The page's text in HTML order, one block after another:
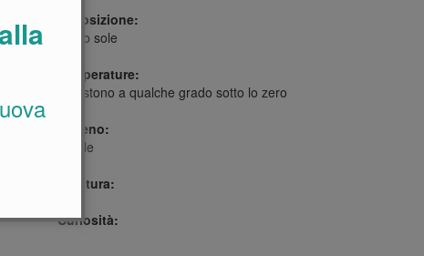
Esposizione:
Pieno sole
Temperature:
Resistono a qualche grado sotto lo zero
Terreno:
Fertile
Potatura:
Curiosità: